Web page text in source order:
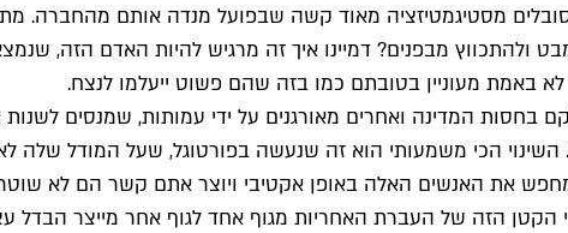
מסטיגמטיזציה מאוד קשה שבפועל מנדה אותם מהחברה.
ולהתכווץ מבפנים? דמיינו איך זה מרגיש להיות האדם הזה,
מעוניין בטובתם כמו בזה שהם פשוט ייעלמו לנצח.
בחסות המדינה ואחרים מאורגנים על ידי עמותות, שמנסים
הכי משמעותי הוא זה שנעשה בפורטוגל, שעל המודל שלה
את האנשים האלה באופן אקטיבי ויוצר אתם קשר הם לא
הקטן הזה של העברת האחריות מגוף אחד לגוף אחר מייצר